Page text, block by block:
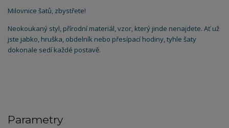
Milovnice šatů, zbystřete!
Neokoukaný styl, přírodní materiál, vzor, který jinde nenajdete. Ať už
jste jabko, hruška, obdelník nebo přesípací hodiny, tyhle šaty
dokonale sedí každé postavě.
Parametry